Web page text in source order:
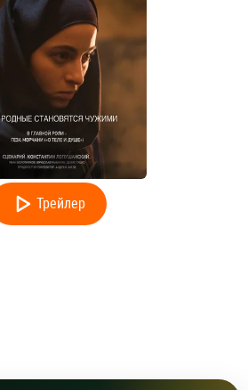
Трейлер